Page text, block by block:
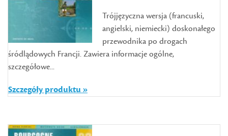
Trójjęzyczna wersja (francuski,
angielski, niemiecki) doskonałego
przewodnika po drogach
śródlądowych Francji. Zawiera informacje ogólne,
szczegółowe...
Szczegóły produktu »